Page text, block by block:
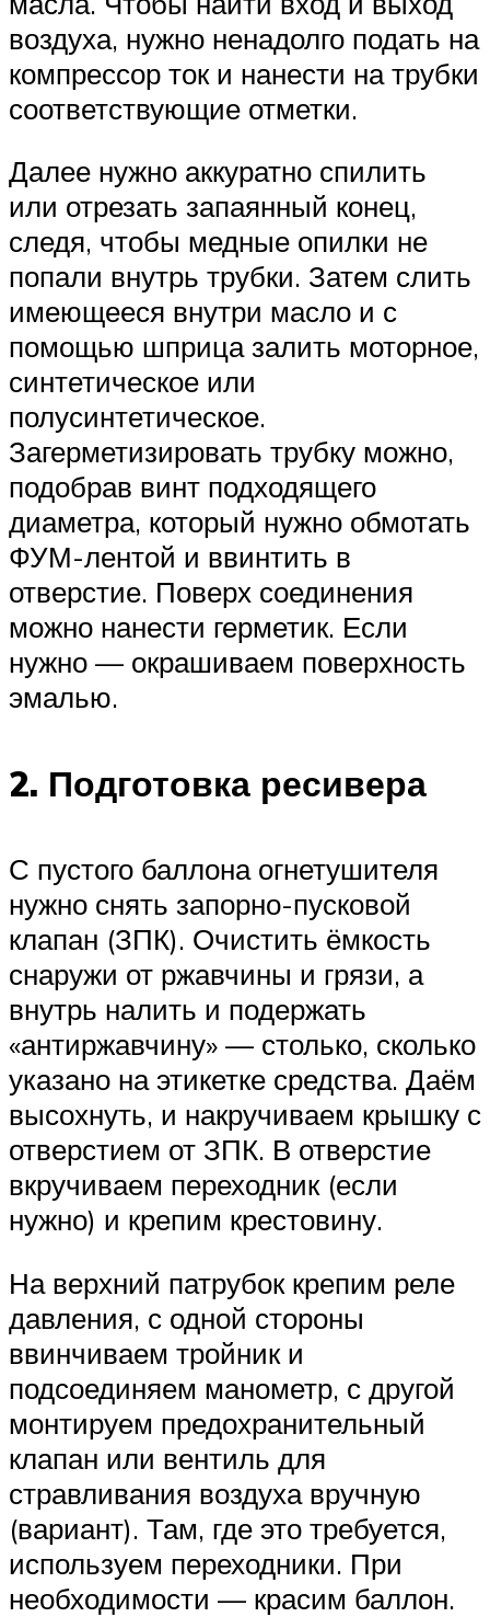
воздуха, нужно ненадолго подать на
компрессор ток и нанести на трубки
соответствующие отметки.
Далее нужно аккуратно спилить
или отрезать запаянный конец,
следя, чтобы медные опилки не
попали внутрь трубки. Затем слить
имеющееся внутри масло и с
помощью шприца залить моторное,
синтетическое или
полусинтетическое.
Загерметизировать трубку можно,
подобрав винт подходящего
диаметра, который нужно обмотать
ФУМ-лентой и ввинтить в
отверстие. Поверх соединения
можно нанести герметик. Если
нужно — окрашиваем поверхность
эмалью.
2. Подготовка ресивера
С пустого баллона огнетушителя
нужно снять запорно-пусковой
клапан (ЗПК). Очистить ёмкость
снаружи от ржавчины и грязи, а
внутрь налить и подержать
«антиржавчину» — столько, сколько
указано на этикетке средства. Даём
высохнуть, и накручиваем крышку с
отверстием от ЗПК. В отверстие
вкручиваем переходник (если
нужно) и крепим крестовину.
На верхний патрубок крепим реле
давления, с одной стороны
ввинчиваем тройник и
подсоединяем манометр, с другой
монтируем предохранительный
клапан или вентиль для
стравливания воздуха вручную
(вариант). Там, где это требуется,
используем переходники. При
необходимости — красим баллон.